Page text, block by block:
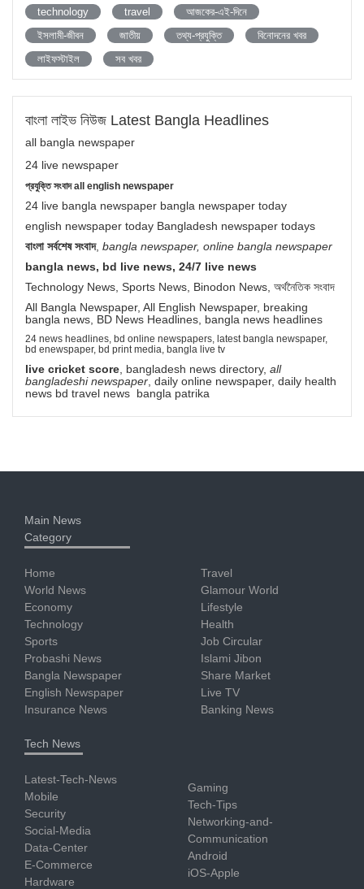
technology
travel
আজকের-এই-দিনে
ইসলামী-জীবন
জাতীয় তথ্য-প্রযুক্তি
বিনোদনের খবর
লাইফস্টাইল
সব খবর
বাংলা লাইভ নিউজ Latest Bangla Headlines
all bangla newspaper
24 live newspaper
প্রযুক্তি সংবাদ all english newspaper
24 live bangla newspaper bangla newspaper today
english newspaper today Bangladesh newspaper todays
বাংলা সর্বশেষ সংবাদ, bangla newspaper, online bangla newspaper
bangla news, bd live news, 24/7 live news
Technology News, Sports News, Binodon News, অর্থনৈতিক সংবাদ
All Bangla Newspaper, All English Newspaper, breaking
bangla news, BD News Headlines, bangla news headlines
24 news headlines, bd online newspapers, latest bangla newspaper,
bd enewspaper, bd print media, bangla live tv
live cricket score , bangladesh news directory, all
bangladeshi newspaper , daily online newspaper, daily health
news bd travel news bangla patrika
Main News
Category
Home
World News
Economy
Technology
Sports
Probashi News
Bangla Newspaper
English Newspaper
Insurance News
Travel
Glamour World
Lifestyle
Health
Job Circular
Islami Jibon
Share Market
Live TV
Banking News
Tech News
Latest-Tech-News
Mobile
Security
Social-Media
Data-Center
E-Commerce
Hardware
Gaming
Tech-Tips
Networking-and-
Communication
Android
iOS-Apple